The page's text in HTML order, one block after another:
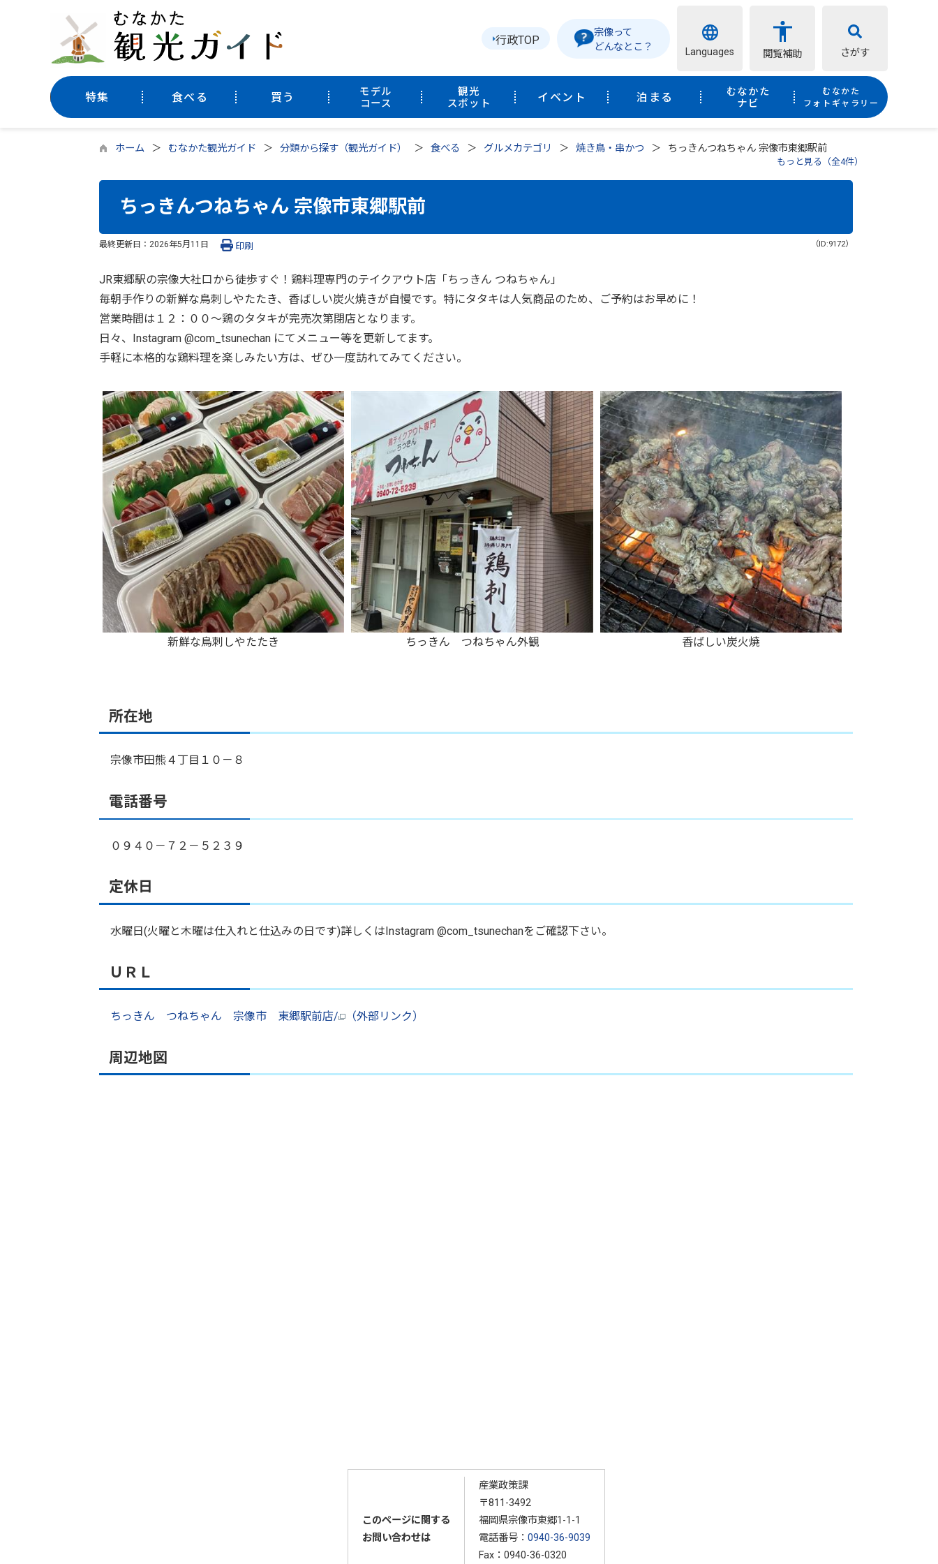
行政TOP
宗像って
どんなとこ？
Languages 閲覧補助 さがす
特集 食べる 買う
モデル
コース
観光
スポット
イベント 泊まる
むなかた
ナビ
むなかた
フォトギャラリー
ホーム むなかた観光ガイド 分類から探す（観光ガイド） 食べる グルメカテゴリ 焼き鳥・串かつ ちっきんつねちゃん 宗像市東郷駅前
もっと見る（全4件）
ちっきんつねちゃん 宗像市東郷駅前
最終更新日： 2026年5月11日 （ID:9172）
印刷
JR東郷駅の宗像大社口から徒歩すぐ！鶏料理専門のテイクアウト店「ちっきん つねちゃん」
毎朝手作りの新鮮な鳥刺しやたたき、香ばしい炭火焼きが自慢です。特にタタキは人気商品のため、ご予約はお早めに！
営業時間は１２：００〜鶏のタタキが完売次第閉店となります。
日々、Instagram @com_tsunechan にてメニュー等を更新してます。
手軽に本格的な鶏料理を楽しみたい方は、ぜひ一度訪れてみてください。
新鮮な鳥刺しやたたき ちっきん つねちゃん外観 香ばしい炭火焼
所在地
宗像市田熊４丁目１０－８
電話番号
０９４０－７２－５２３９
定休日
水曜日(火曜と木曜は仕入れと仕込みの日です)詳しくはInstagram @com_tsunechanをご確認下さい。
ＵＲＬ
ちっきん つねちゃん 宗像市 東郷駅前店/ （外部リンク）
周辺地図
このページに関する
お問い合わせは
産業政策課
〒811-3492
福岡県宗像市東郷1-1-1
電話番号： 0940-36-9039
Fax：0940-36-0320